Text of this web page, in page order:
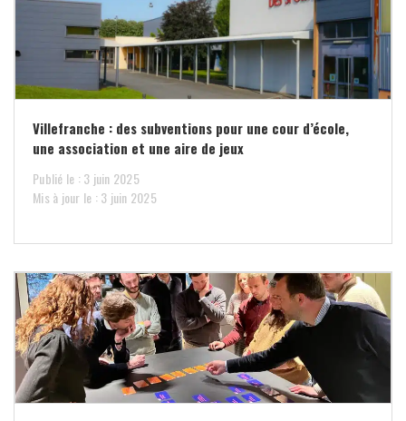
Villefranche : des subventions pour une cour d’école,
une association et une aire de jeux
Publié le : 3 juin 2025
Mis à jour le : 3 juin 2025